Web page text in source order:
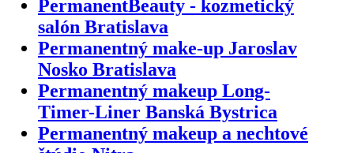
PermanentBeauty - kozmetický
salón Bratislava
Permanentný make-up Jaroslav
Nosko Bratislava
Permanentný makeup Long-
Timer-Liner Banská Bystrica
Permanentný makeup a nechtové